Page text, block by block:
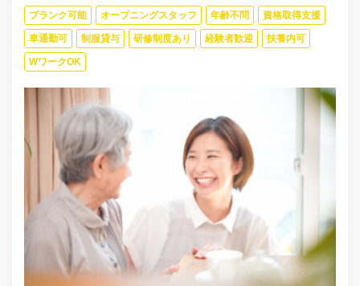
ブランク可能 オープニングスタッフ 年齢不問 資格取得支援
車通勤可 制服貸与 研修制度あり 経験者歓迎 扶養内可
WワークOK